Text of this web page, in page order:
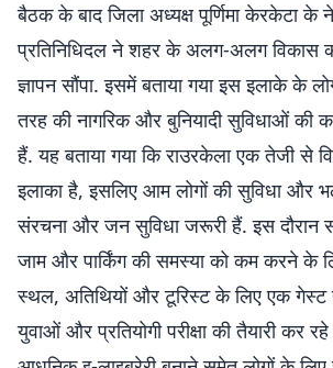
बैठक के बाद जिला अध्यक्ष पूर्णिमा केरकेटा के
प्रतिनिधिदल ने शहर के अलग-अलग विकास
ज्ञापन सौंपा. इसमें बताया गया इस इलाके के
तरह की नागरिक और बुनियादी सुविधाओं की
हैं. यह बताया गया कि राउरकेला एक तेजी से
इलाका है, इसलिए आम लोगों की सुविधा और
संरचना और जन सुविधा जरूरी हैं. इस दौरान
जाम और पार्किंग की समस्या को कम करने के
स्थल, अतिथियों और टूरिस्ट के लिए एक गेस्ट
युवाओं और प्रतियोगी परीक्षा की तैयारी कर रहे